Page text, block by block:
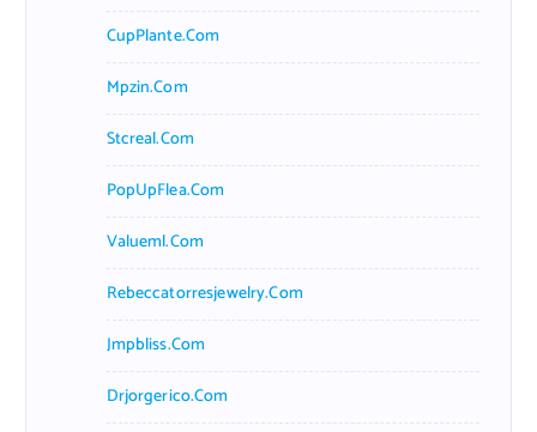
CupPlante.com
Mpzin.com
Stcreal.com
PopUpFlea.com
Valueml.com
Rebeccatorresjewelry.com
Jmpbliss.com
Drjorgerico.com